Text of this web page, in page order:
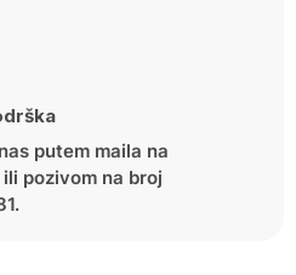
putem maila na
pozivom na broj